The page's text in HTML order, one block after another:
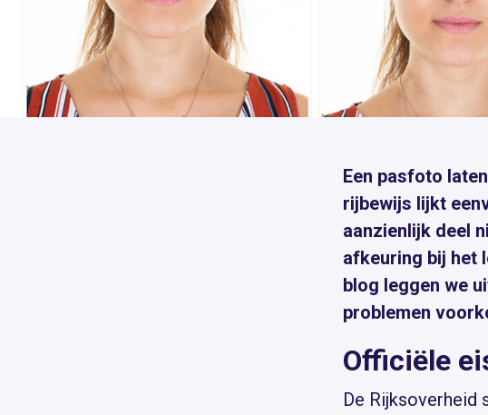
Een pasfoto
rijbewijs lijkt
aanzienlijk deel
afkeuring bij het
blog leggen we
problemen
Officiële
De Rijksoverheid